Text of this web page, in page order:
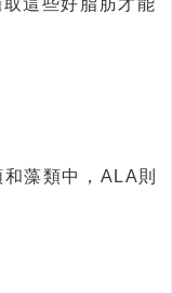
藻類中，ALA則